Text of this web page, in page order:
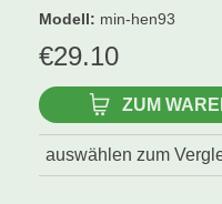
Modell: min-hen93
€29.10
ZUM
auswählen zum